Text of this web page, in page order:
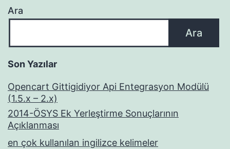
Ara
Ara
Son Yazılar
Opencart Gittigidiyor Api Entegrasyon Modülü
(1.5.x – 2.x)
2014-ÖSYS Ek Yerleştirme Sonuçlarının
Açıklanması
en çok kullanılan ingilizce kelimeler